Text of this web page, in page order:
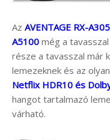
Az AVENTAGE RX-
A5100 még a
része a tavasszal már
lemezeknek és az
Netflix HDR10 és
hangot tartalmazó
várható.